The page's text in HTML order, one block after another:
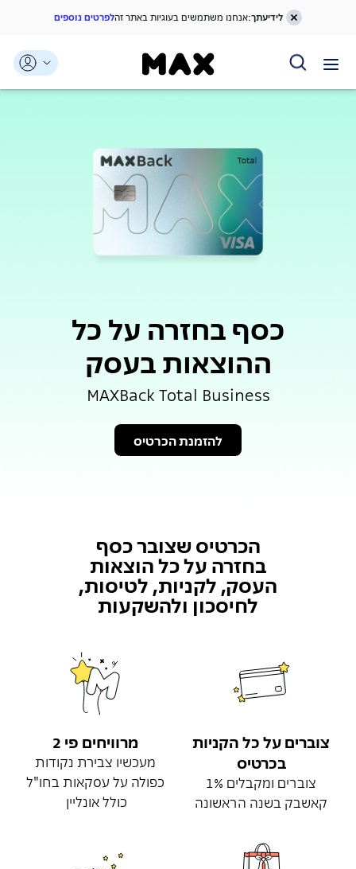
דלג אל תפריט ניווט
דלג אל תוכן ראשי
דלג אל תחתית העמוד
לידיעתך:אנחנו משתמשים בעוגיות באתר זהלפרטים נוספים
כסף בחזרה על כל
ההוצאות בעסק
MAXBack Total Business
להזמנת הכרטיס
הכרטיס שצובר כסף
בחזרה על כל הוצאות
העסק, לקניות, לטיסות,
לחיסכון ולהשקעות
צוברים על כל הקניות
בכרטיס
צוברים ומקבלים 1%
קאשבק בשנה הראשונה
מרוויחים פי 2
מעכשיו צבירת נקודות
כפולה על עסקאות בחו"ל
כולל אונליין